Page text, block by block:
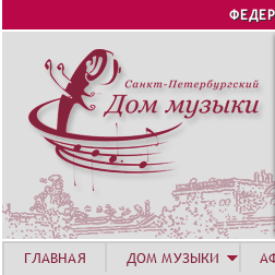
Jump to
ГЛАВНАЯ ДОМ МУЗЫКИ